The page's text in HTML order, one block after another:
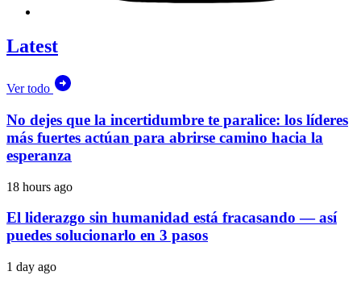
Latest
Ver todo
No dejes que la incertidumbre te paralice: los líderes
más fuertes actúan para abrirse camino hacia la
esperanza
18 hours ago
El liderazgo sin humanidad está fracasando — así
puedes solucionarlo en 3 pasos
1 day ago